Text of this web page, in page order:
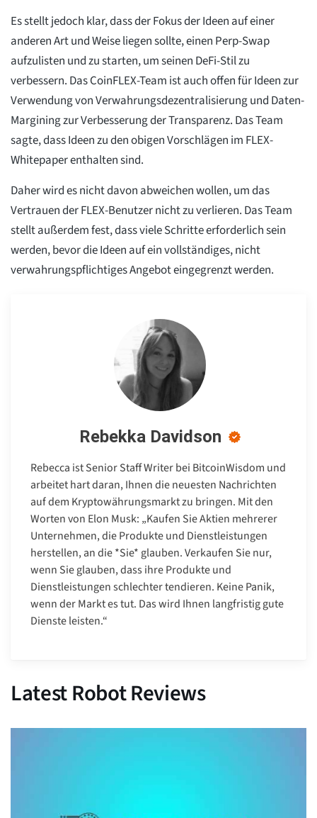
Es stellt jedoch klar, dass der Fokus der Ideen auf einer
anderen Art und Weise liegen sollte, einen Perp-Swap
aufzulisten und zu starten, um seinen DeFi-Stil zu
verbessern. Das CoinFLEX-Team ist auch offen für Ideen zur
Verwendung von Verwahrungsdezentralisierung und Daten-
Margining zur Verbesserung der Transparenz. Das Team
sagte, dass Ideen zu den obigen Vorschlägen im FLEX-
Whitepaper enthalten sind.
Daher wird es nicht davon abweichen wollen, um das
Vertrauen der FLEX-Benutzer nicht zu verlieren. Das Team
stellt außerdem fest, dass viele Schritte erforderlich sein
werden, bevor die Ideen auf ein vollständiges, nicht
verwahrungspflichtiges Angebot eingegrenzt werden.
Rebekka Davidson
Rebecca ist Senior Staff Writer bei BitcoinWisdom und
arbeitet hart daran, Ihnen die neuesten Nachrichten
auf dem Kryptowährungsmarkt zu bringen. Mit den
Worten von Elon Musk: „Kaufen Sie Aktien mehrerer
Unternehmen, die Produkte und Dienstleistungen
herstellen, an die *Sie* glauben. Verkaufen Sie nur,
wenn Sie glauben, dass ihre Produkte und
Dienstleistungen schlechter tendieren. Keine Panik,
wenn der Markt es tut. Das wird Ihnen langfristig gute
Dienste leisten.“
Latest Robot Reviews